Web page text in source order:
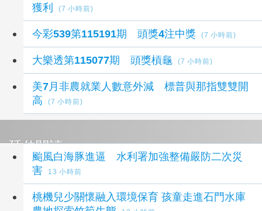
獲利
(7 小時前)
今彩539第115191期 頭獎4注中獎 (7 小時前)
大樂透第115077期 頭獎槓龜 (7 小時前)
美7月非農就業人數意外減 標普與那指雙雙開
高
(7 小時前)
延伸閱讀
颱風白海豚進逼 水利署加強整備嚴防二次災
害
13 小時前
桃機兒少關懷融入環境保育 孩童走進石門水庫